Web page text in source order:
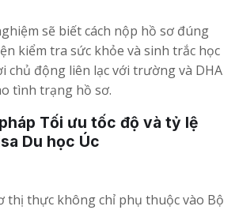
sẽ biết cách nộp hồ sơ đúng
kiểm tra sức khỏe và sinh trắc học
chủ động liên lạc với trường và DHA
tình trạng hồ sơ.
pháp Tối ưu tốc độ và tỷ lệ
Du học Úc
thị thực không chỉ phụ thuộc vào Bộ